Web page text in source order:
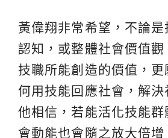
黃偉翔非常希望，不論
認知，或整體社會價值
技職所能創造的價值，更
何用技能回應社會，解決
他相信，若能活化技能群
會動能也會隨之放大倍